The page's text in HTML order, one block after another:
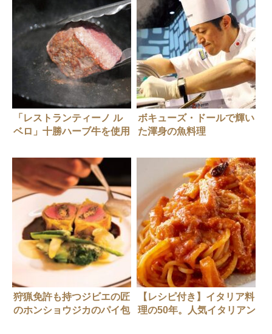
「レストランティーノ ル
ベロ」十勝ハーブ牛を使用
ボキューズ・ドールで輝い
た渾身の魚料理
狩猟免許も持つジビエの匠
のホンショウジカのパイ包
【レシピ付き】イタリア料
理の50年。人気イタリアン